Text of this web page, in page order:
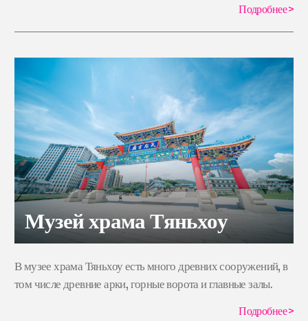
Подробнее>
Музей храма Тяньхоу
В музее храма Тяньхоу есть много древних сооружений, в
том числе древние арки, горные ворота и главные залы.
Подробнее>